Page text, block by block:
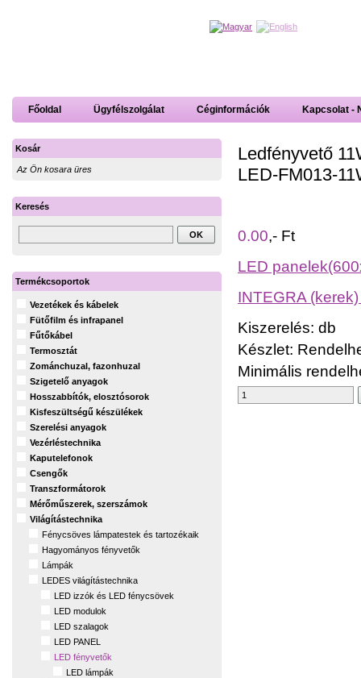
Főoldal Ügyfélszolgálat Céginformációk Kapcsolat -
Ledfényvető
LED-FM013-
0.00,- Ft
LED
INTEGRA
Kiszerelés: db
Készlet:
Minimális
Kosár
Az Ön kosara üres
Keresés
Termékcsoportok
Vezetékek és kábelek
Fütőfilm és infrapanel
Fűtőkábel
Termosztát
Zománchuzal, fazonhuzal
Szigetelő anyagok
Hosszabbítók, elosztósorok
Kisfeszültségű készülékek
Szerelési anyagok
Vezérléstechnika
Kaputelefonok
Csengők
Transzformátorok
Mérőműszerek, szerszámok
Világítástechnika
Fénycsöves lámpatestek és tartozékaik
Hagyományos fényvetők
Lámpák
LEDES világítástechnika
LED izzók és LED fénycsövek
LED modulok
LED szalagok
LED PANEL
LED fényvetők
LED lámpák